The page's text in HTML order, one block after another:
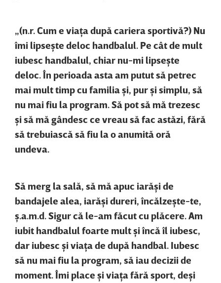
„(n.r. Cum e viaţa după cariera sportivă?) Nu
îmi lipseşte deloc handbalul. Pe cât de mult
iubesc handbalul, chiar nu-mi lipseşte
deloc. În perioada asta am putut să petrec
mai mult timp cu familia şi, pur şi simplu, să
nu mai fiu la program. Să pot să mă trezesc
şi să mă gândesc ce vreau să fac astăzi, fără
să trebuiască să fiu la o anumită oră
undeva.
Să merg la sală, să mă apuc iarăşi de
bandajele alea, iarăşi dureri, încălzeşte-te,
ş.a.m.d. Sigur că le-am făcut cu plăcere. Am
iubit handbalul foarte mult şi încă îl iubesc,
dar iubesc şi viaţa de după handbal. Iubesc
să nu mai fiu la program, să iau decizii de
moment. Îmi place şi viaţa fără sport, deşi